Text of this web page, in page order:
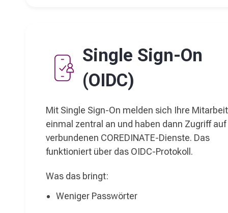
Single Sign-On
(OIDC)
Mit Single Sign-On melden sich Ihre
einmal zentral an und haben dann Zugriff auf
verbundenen COREDINATE-Dienste. Das
funktioniert über das OIDC-Protokoll.
Was das bringt:
Weniger Passwörter